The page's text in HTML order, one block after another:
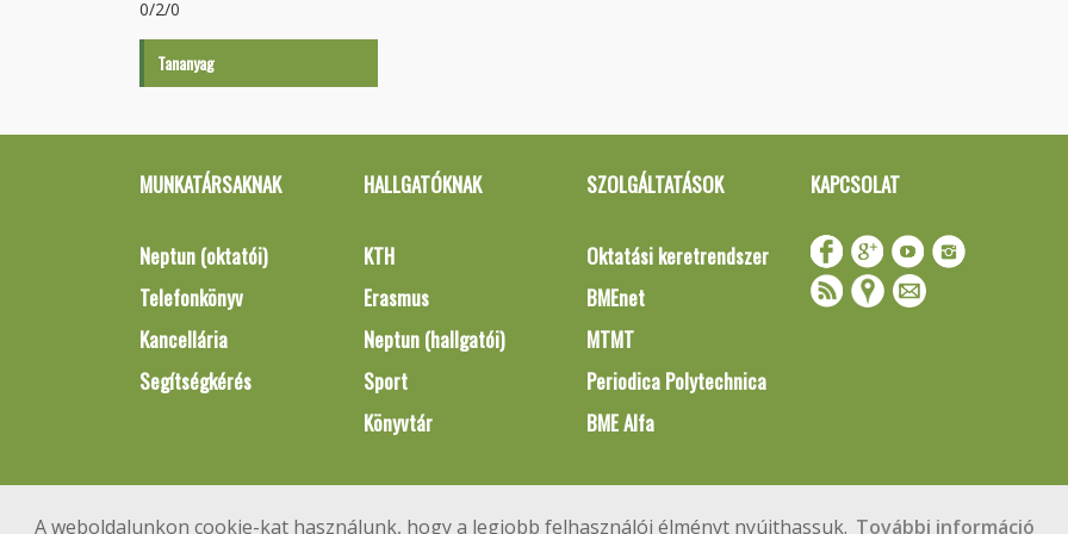
A weboldalunkon cookie-kat használunk, hogy a legjobb felhasználói élményt nyújthassuk. További információ
0/2/0
Tananyag
MUNKATÁRSAKNAK
Neptun (oktatói)
Telefonkönyv
Kancellária
Segítségkérés
HALLGATÓKNAK
KTH
Erasmus
Neptun (hallgatói)
Sport
Könyvtár
SZOLGÁLTATÁSOK
Oktatási keretrendszer
BMEnet
MTMT
Periodica Polytechnica
BME Alfa
KAPCSOLAT
Impresszum
Copyright © 2020 BME Építőmérnöki Kar